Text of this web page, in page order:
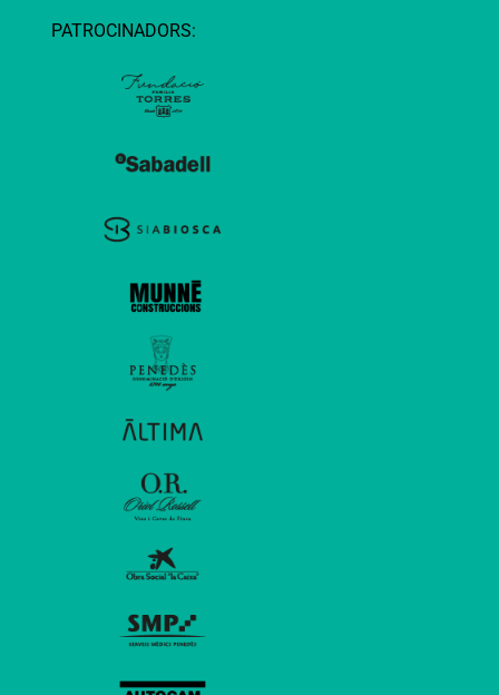
PATROCINADORS: